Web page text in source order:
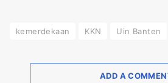
kemerdekaan KKN Uin Banten
ADD A